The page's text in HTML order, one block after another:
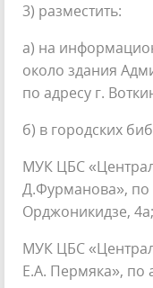
3) разместить:
а) на
около здания
по адресу г.
б) в городских
МУК ЦБС
Д.Фурманова», по
Орджоникидзе, 4а;
МУК ЦБС
Е.А. Пермяка», по